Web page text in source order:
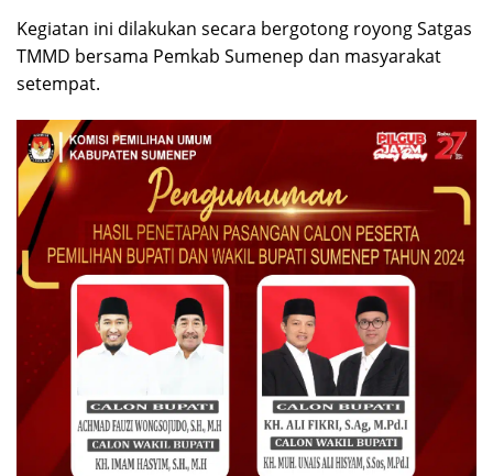
Kegiatan ini dilakukan secara bergotong royong Satgas
TMMD bersama Pemkab Sumenep dan masyarakat
setempat.